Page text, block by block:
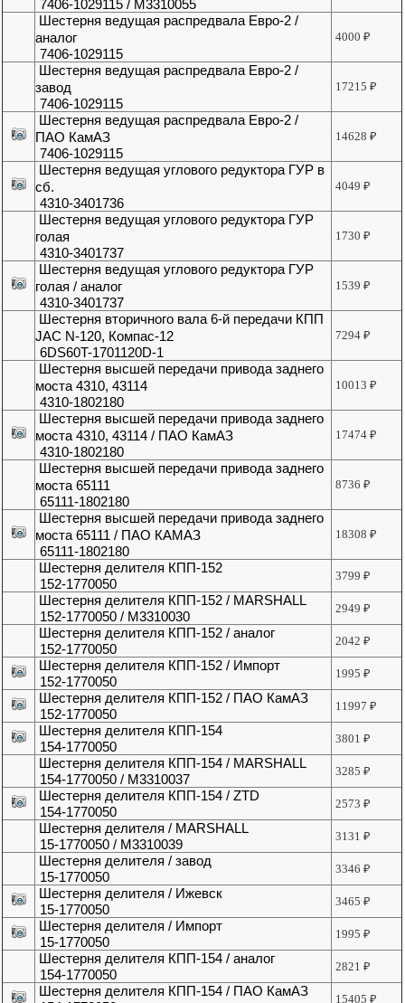
7406-1029115 / M3310055
Шестерня ведущая распредвала Евро-2 /
аналог
7406-1029115
4000₽
Шестерня ведущая распредвала Евро-2 /
завод
7406-1029115
17215₽
Шестерня ведущая распредвала Евро-2 /
ПАО КамАЗ
7406-1029115
14628₽
Шестерня ведущая углового редуктора ГУР в
сб.
4310-3401736
4049₽
Шестерня ведущая углового редуктора ГУР
голая
4310-3401737
1730₽
Шестерня ведущая углового редуктора ГУР
голая / аналог
4310-3401737
1539₽
Шестерня вторичного вала 6-й передачи КПП
JAC N-120, Компас-12
6DS60T-1701120D-1
7294₽
Шестерня высшей передачи привода заднего
моста 4310, 43114
4310-1802180
10013₽
Шестерня высшей передачи привода заднего
моста 4310, 43114 / ПАО КамАЗ
4310-1802180
17474₽
Шестерня высшей передачи привода заднего
моста 65111
65111-1802180
8736₽
Шестерня высшей передачи привода заднего
моста 65111 / ПАО КАМАЗ
65111-1802180
18308₽
Шестерня делителя КПП-152
152-1770050
3799₽
Шестерня делителя КПП-152 / MARSHALL
152-1770050 / M3310030
2949₽
Шестерня делителя КПП-152 / аналог
152-1770050
2042₽
Шестерня делителя КПП-152 / Импорт
152-1770050
1995₽
Шестерня делителя КПП-152 / ПАО КамАЗ
152-1770050
11997₽
Шестерня делителя КПП-154
154-1770050
3801₽
Шестерня делителя КПП-154 / MARSHALL
154-1770050 / M3310037
3285₽
Шестерня делителя КПП-154 / ZTD
154-1770050
2573₽
Шестерня делителя / MARSHALL
15-1770050 / M3310039
3131₽
Шестерня делителя / завод
15-1770050
3346₽
Шестерня делителя / Ижевск
15-1770050
3465₽
Шестерня делителя / Импорт
15-1770050
1995₽
Шестерня делителя КПП-154 / аналог
154-1770050
2821₽
Шестерня делителя КПП-154 / ПАО КамАЗ
15405₽